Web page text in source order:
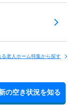
老人ホーム特集から探す
の空き状況を知る